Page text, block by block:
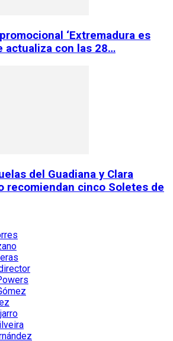
‘Extremadura es
actualiza con las 28…
del Guadiana y Clara
recomiendan cinco Soletes de